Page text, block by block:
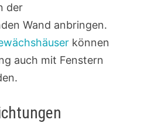
der
Wand anbringen.
können
auch mit Fenstern